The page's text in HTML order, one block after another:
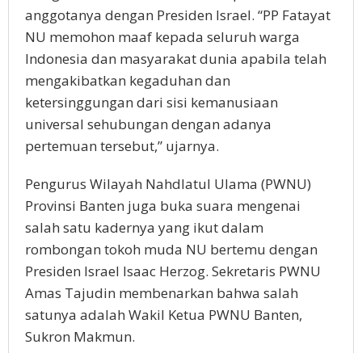
anggotanya dengan Presiden Israel. “PP Fatayat
NU memohon maaf kepada seluruh warga
Indonesia dan masyarakat dunia apabila telah
mengakibatkan kegaduhan dan
ketersinggungan dari sisi kemanusiaan
universal sehubungan dengan adanya
pertemuan tersebut,” ujarnya.
Pengurus Wilayah Nahdlatul Ulama (PWNU)
Provinsi Banten juga buka suara mengenai
salah satu kadernya yang ikut dalam
rombongan tokoh muda NU bertemu dengan
Presiden Israel Isaac Herzog. Sekretaris PWNU
Amas Tajudin membenarkan bahwa salah
satunya adalah Wakil Ketua PWNU Banten,
Sukron Makmun.